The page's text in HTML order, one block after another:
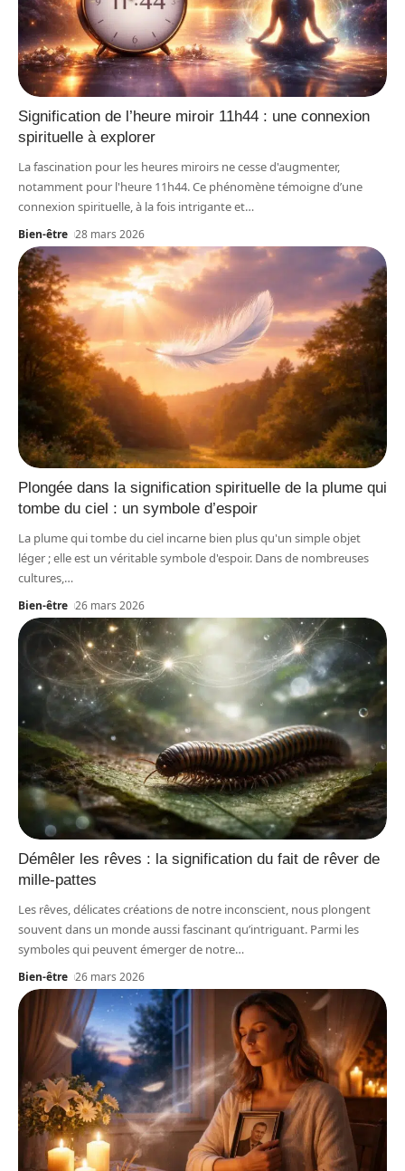
Signification de l’heure miroir 11h44 : une connexion
spirituelle à explorer
La fascination pour les heures miroirs ne cesse d'augmenter,
notamment pour l'heure 11h44. Ce phénomène témoigne d’une
connexion spirituelle, à la fois intrigante et…
Bien-être 28 mars 2026
Plongée dans la signification spirituelle de la plume qui
tombe du ciel : un symbole d’espoir
La plume qui tombe du ciel incarne bien plus qu'un simple objet
léger ; elle est un véritable symbole d'espoir. Dans de nombreuses
cultures,…
Bien-être 26 mars 2026
Démêler les rêves : la signification du fait de rêver de
mille-pattes
Les rêves, délicates créations de notre inconscient, nous plongent
souvent dans un monde aussi fascinant qu’intriguant. Parmi les
symboles qui peuvent émerger de notre…
Bien-être 26 mars 2026